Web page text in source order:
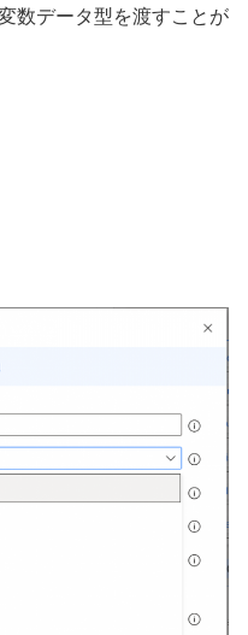
数データ型を渡すことが